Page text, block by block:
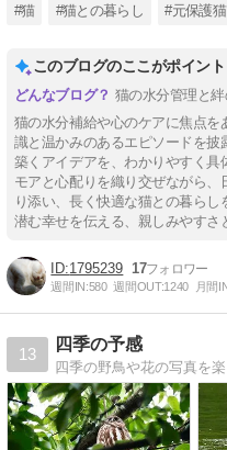
#猫 #猫との暮らし #元保護猫
このブログのここがポイント
猫の水分管理と
猫の水分補給や心のケアに焦点
識と温かみのあるエピソードを
築くアイデアを、わかりやすく
モアと心配りを織り交ぜながら
り添い、長く快適な猫との暮ら
潜む幸せを伝える、親しみやすさ
1795239 17
週間IN:580 週間OUT:1240 月間
13
四季の予感
四季の野鳥や花の写真を楽